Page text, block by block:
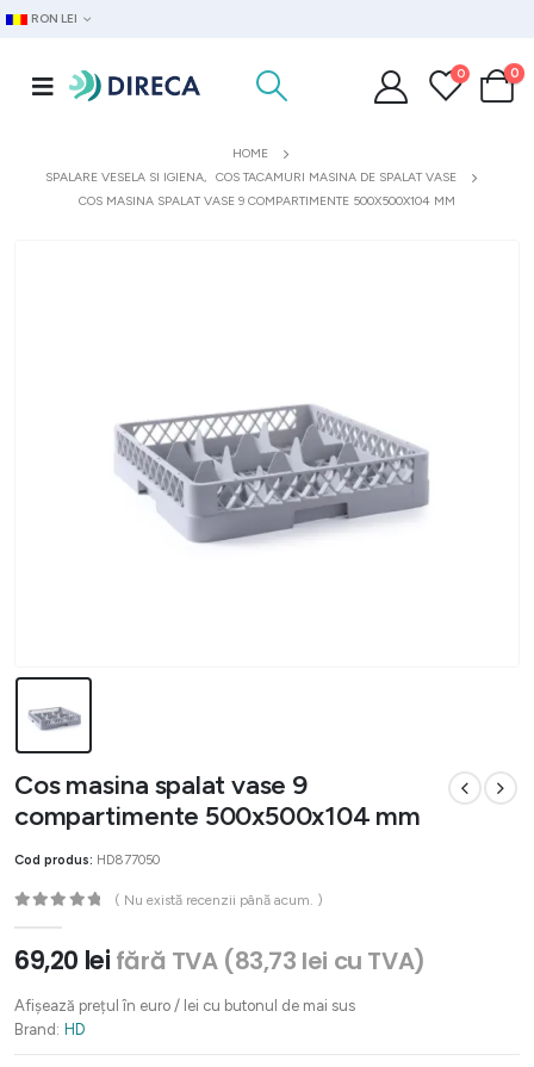
RON LEI
0 0
HOME
SPALARE VESELA SI IGIENA,
COS TACAMURI MASINA DE SPALAT VASE
COS MASINA SPALAT VASE 9 COMPARTIMENTE 500X500X104 MM
Cos masina spalat vase 9
compartimente 500x500x104 mm
Cod produs: HD877050
( Nu există recenzii până acum. )
69,20 lei fără TVA (83,73 lei cu TVA)
Afișează prețul în euro / lei cu butonul de mai sus
Brand: HD